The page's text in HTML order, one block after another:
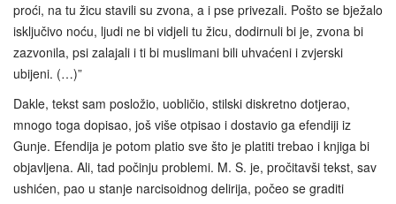
proći, na tu žicu stavili su zvona, a i pse privezali. Pošto se bježalo
isključivo noću, ljudi ne bi vidjeli tu žicu, dodirnuli bi je, zvona bi
zazvonila, psi zalajali i ti bi muslimani bili uhvaćeni i zvjerski
ubijeni. (…)”
Dakle, tekst sam posložio, uobličio, stilski diskretno dotjerao,
mnogo toga dopisao, još više otpisao i dostavio ga efendiji iz
Gunje. Efendija je potom platio sve što je platiti trebao i knjiga bi
objavljena. Ali, tad počinju problemi. M. S. je, pročitavši tekst, sav
ushićen, pao u stanje narcisoidnog delirija, počeo se graditi